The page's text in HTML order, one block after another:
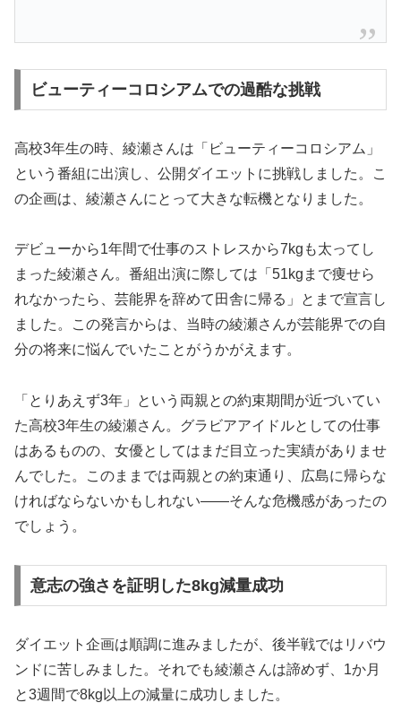
ビューティーコロシアムでの過酷な挑戦
高校3年生の時、綾瀬さんは「ビューティーコロシアム」
という番組に出演し、公開ダイエットに挑戦しました。こ
の企画は、綾瀬さんにとって大きな転機となりました。
デビューから1年間で仕事のストレスから7kgも太ってし
まった綾瀬さん。番組出演に際しては「51kgまで痩せら
れなかったら、芸能界を辞めて田舎に帰る」とまで宣言し
ました。この発言からは、当時の綾瀬さんが芸能界での自
分の将来に悩んでいたことがうかがえます。
「とりあえず3年」という両親との約束期間が近づいてい
た高校3年生の綾瀬さん。グラビアアイドルとしての仕事
はあるものの、女優としてはまだ目立った実績がありませ
んでした。このままでは両親との約束通り、広島に帰らな
ければならないかもしれない――そんな危機感があったの
でしょう。
意志の強さを証明した8kg減量成功
ダイエット企画は順調に進みましたが、後半戦ではリバウ
ンドに苦しみました。それでも綾瀬さんは諦めず、1か月
と3週間で8kg以上の減量に成功しました。